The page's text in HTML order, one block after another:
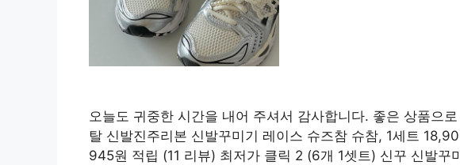
오늘도 귀중한 시간을 내어 주셔서 감사합니다. 좋은 상품으
탈 신발진주리본 신발꾸미기 레이스 슈즈참 슈참, 1세트
945원 적립 (11 리뷰) 최저가 클릭 2 (6개 1셋트) 신꾸 신발꾸